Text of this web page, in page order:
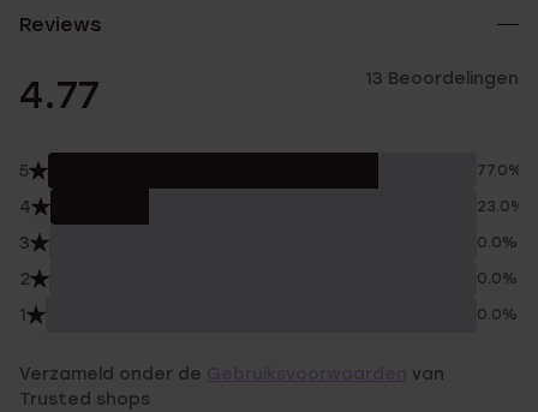
Reviews
4.77 13 Beoordelingen
5 77.0%
4 23.0%
3 0.0%
2 0.0%
1 0.0%
Verzameld onder de
van
Trusted shops